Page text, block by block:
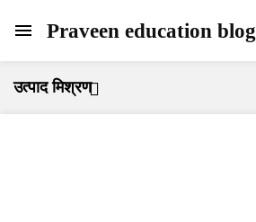
Praveen education blog
उत्पाद मिश्रण